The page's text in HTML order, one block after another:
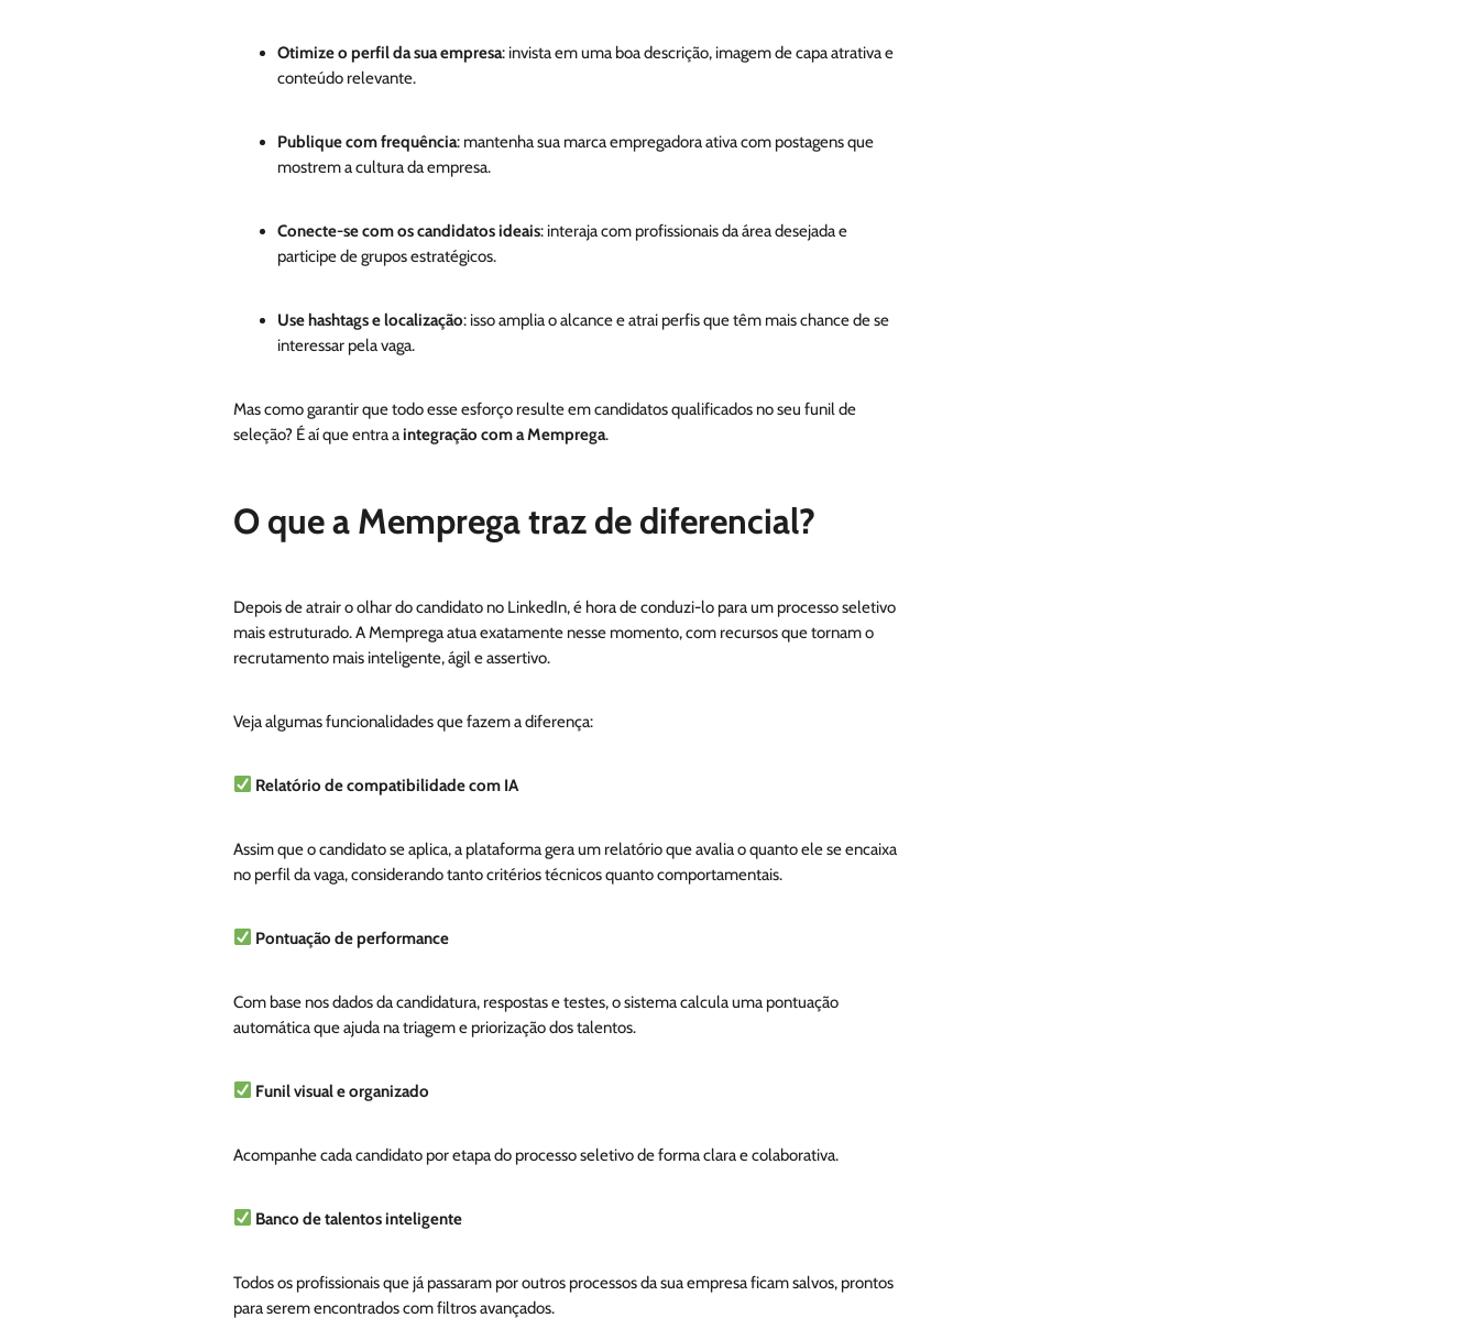
Otimize o perfil da sua empresa: invista em uma boa descrição, imagem de capa atrativa e
conteúdo relevante.
Publique com frequência: mantenha sua marca empregadora ativa com postagens que
mostrem a cultura da empresa.
Conecte-se com os candidatos ideais: interaja com profissionais da área desejada e
participe de grupos estratégicos.
Use hashtags e localização: isso amplia o alcance e atrai perfis que têm mais chance de se
interessar pela vaga.
Mas como garantir que todo esse esforço resulte em candidatos qualificados no seu funil de
seleção? É aí que entra aintegração com a Memprega.
O que a Memprega traz de diferencial?
Depois de atrair o olhar do candidato no LinkedIn, é hora de conduzi-lo para um processo seletivo
mais estruturado. A Memprega atua exatamente nesse momento, com recursos que tornam o
recrutamento mais inteligente, ágil e assertivo.
Veja algumas funcionalidades que fazem a diferença:
Relatório de compatibilidade com IA
Assim que o candidato se aplica, a plataforma gera um relatório que avalia o quanto ele se encaixa
no perfil da vaga, considerando tanto critérios técnicos quanto comportamentais.
Pontuação de performance
Com base nos dados da candidatura, respostas e testes, o sistema calcula uma pontuação
automática que ajuda na triagem e priorização dos talentos.
Funil visual e organizado
Acompanhe cada candidato por etapa do processo seletivo de forma clara e colaborativa.
Banco de talentos inteligente
Todos os profissionais que já passaram por outros processos da sua empresa ficam salvos, prontos
para serem encontrados com filtros avançados.